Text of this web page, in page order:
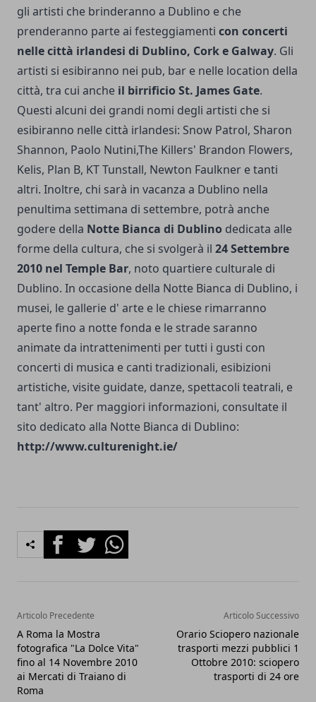
gli artisti che brinderanno a Dublino e che
prenderanno parte ai festeggiamenti con concerti
nelle città irlandesi di Dublino, Cork e Galway. Gli
artisti si esibiranno nei pub, bar e nelle location della
città, tra cui anche il birrificio St. James Gate.
Questi alcuni dei grandi nomi degli artisti che si
esibiranno nelle città irlandesi: Snow Patrol, Sharon
Shannon, Paolo Nutini,The Killers' Brandon Flowers,
Kelis, Plan B, KT Tunstall, Newton Faulkner e tanti
altri. Inoltre, chi sarà in vacanza a Dublino nella
penultima settimana di settembre, potrà anche
godere della Notte Bianca di Dublino dedicata alle
forme della cultura, che si svolgerà il 24 Settembre
2010 nel Temple Bar, noto quartiere culturale di
Dublino. In occasione della Notte Bianca di Dublino, i
musei, le gallerie d' arte e le chiese rimarranno
aperte fino a notte fonda e le strade saranno
animate da intrattenimenti per tutti i gusti con
concerti di musica e canti tradizionali, esibizioni
artistiche, visite guidate, danze, spettacoli teatrali, e
tant' altro. Per maggiori informazioni, consultate il
sito dedicato alla Notte Bianca di Dublino:
http://www.culturenight.ie/
FacebookTwitterWhatsapp
Articolo Precedente
A Roma la Mostra
fotografica "La Dolce Vita"
fino al 14 Novembre 2010
ai Mercati di Traiano di
Roma
Articolo Successivo
Orario Sciopero nazionale
trasporti mezzi pubblici 1
Ottobre 2010: sciopero
trasporti di 24 ore